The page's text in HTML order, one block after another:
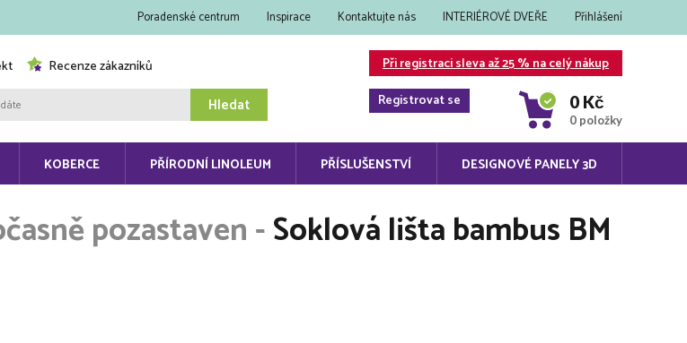
Poradenské centrum Inspirace Kontaktujte nás INTERIÉROVÉ DVEŘE Přihlášení
Recenze zákazníků
Hledat
Při registraci sleva až 25 % na celý nákup
Registrovat se
0 Kč
0 položky
KOBERCE PŘÍRODNÍ LINOLEUM PŘÍSLUŠENSTVÍ DESIGNOVÉ PANELY 3D
Soklová lišta bambus BM